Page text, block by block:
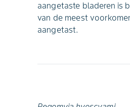
aangetaste bladeren is
van de meest
aangetast.